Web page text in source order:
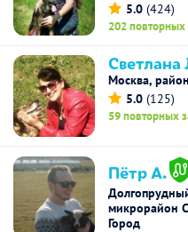
5.0 (424)
202 повторных
Светлана
Москва,
5.0 (125)
59 повторных
Пётр А.
микрорайон
Город